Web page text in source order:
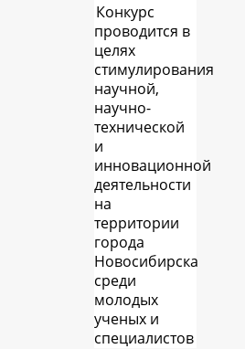
Конкурс
проводится в
целях
стимулирования
научной,
научно-
технической
и
инновационной
деятельности
на
территории
города
Новосибирска
среди
молодых
ученых и
специалистов